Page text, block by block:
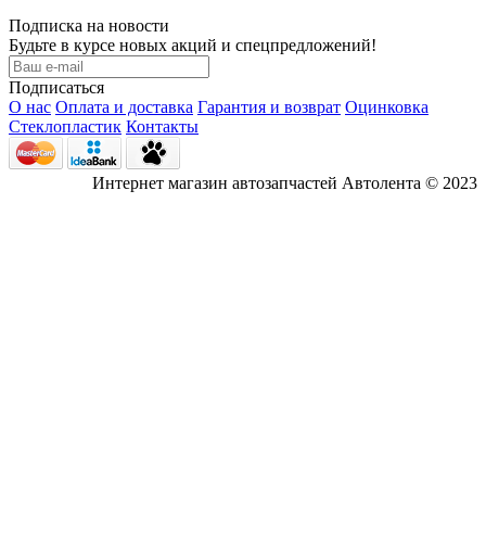
Подписка на новости
Будьте в курсе новых акций и спецпредложений!
Подписаться
О нас Оплата и доставка Гарантия и возврат Оцинковка
Стеклопластик Контакты
Интернет магазин автозапчастей Автолента © 2023